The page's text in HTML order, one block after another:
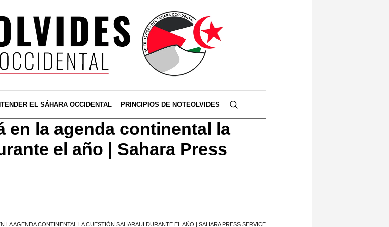
EL SÁHARA OCCIDENTAL PRINCIPIOS DE NOTEOLVIDES
en la agenda continental la
el año | Sahara Press
LA AGENDA CONTINENTAL LA CUESTIÓN SAHARAUI DURANTE EL AÑO | SAHARA PRESS SERVICE